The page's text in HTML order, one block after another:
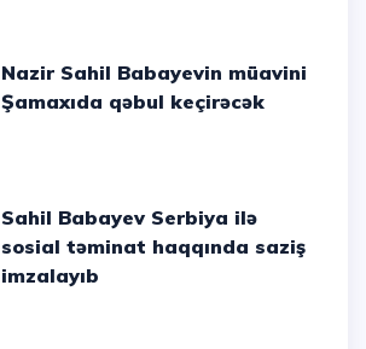
Nazir Sahil Babayevin müavini
Şamaxıda qəbul keçirəcək
Sahil Babayev Serbiya ilə
sosial təminat haqqında saziş
imzalayıb